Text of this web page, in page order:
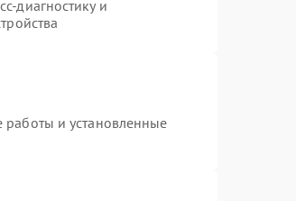
диагностику и
работы и установленные